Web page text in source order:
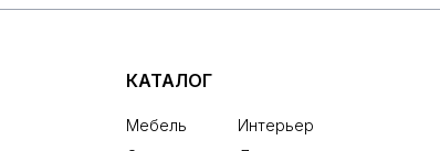
КАТАЛОГ
Мебель
Интерьер